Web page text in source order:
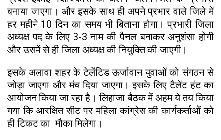
बनाया जाएगा। और इसके साथ ही अपने प्रभार वाले जिले में
हर महीने 10 दिन का समय भी बिताना होगा। प्रभारी जिला
अध्यक्ष पद के लिए 3-3 नाम की पैनल बनाकर अनुशंसा होगी
और उसमें से ही जिला अध्यक्ष की नियुक्ति की जाएगी।
इसके अलावा शहर के टेलेंटिड ऊर्जावान युवाओं को संगठन से
जोड़ा जाएगा और मंच दिया जाएगा। इसके लिए टैलेंट हंट का
आयोजन किया जा रहा है। लिहाजा बैठक में अहम ये तय किया
गया कि आरक्षित सीट पर महिला कांग्रेस की कार्यकर्ताओं को
ही टिकट का मौका मिलेगा।